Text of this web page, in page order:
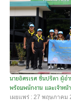
นายอิศรเรศ ชื่นปรีดา ผู้อ
พร้อมพนักงาน และเจ้าห
เผยแพร่ : 27 พฤษภาคม